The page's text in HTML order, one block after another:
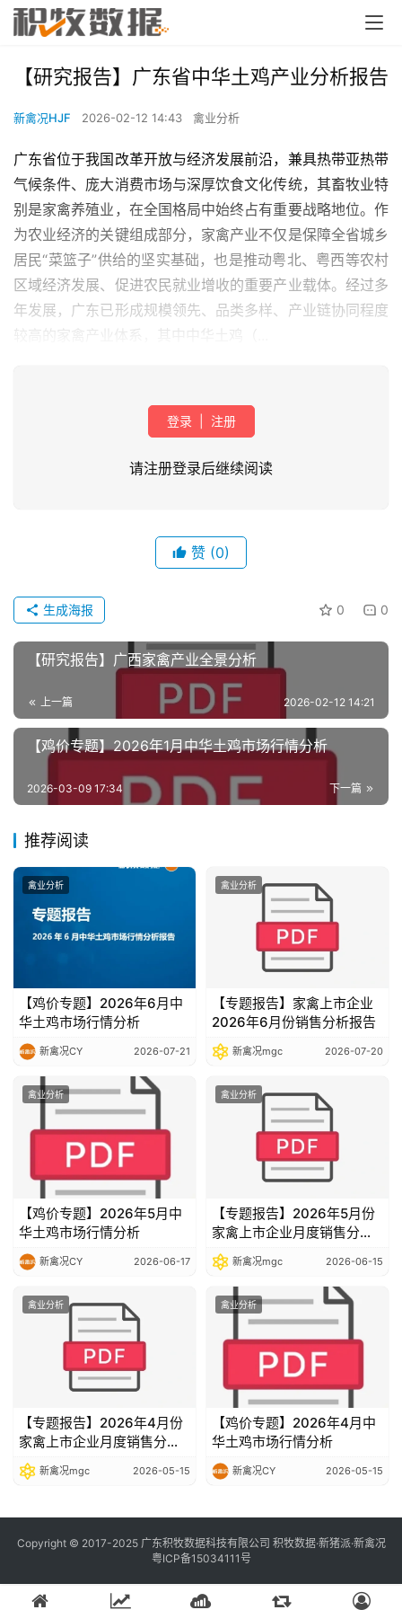
资
报
数
今
日
猪
价
【研究报告】广东省中华土鸡产业分析报告
新禽况HJF 2026-02-12 14:43 禽业分析
广东省位于我国改革开放与经济发展前沿，兼具热带亚热带
气候条件、庞大消费市场与深厚饮食文化传统，其畜牧业特
别是家禽养殖业，在全国格局中始终占有重要战略地位。作
为农业经济的关键组成部分，家禽产业不仅是保障全省城乡
居民“菜篮子”供给的坚实基础，也是推动粤北、粤西等农村
区域经济发展、促进农民就业增收的重要产业载体。经过多
年发展，广东已形成规模领先、品类多样、产业链协同程度
较高的家禽产业体系，其中中华土鸡（...
登录 注册
请注册登录后继续阅读
赞 (0)
0 0
生成海报
【研究报告】广西家禽产业全景分析
上一篇 2026-02-12 14:21
【鸡价专题】2026年1月中华土鸡市场行情分析
下一篇
2026-03-09 17:34
推荐阅读
禽业分析
【鸡价专题】2026年6月中
华土鸡市场行情分析
新禽况CY 2026-07-21
禽业分析
【专题报告】家禽上市企业
2026年6月份销售分析报告
新禽况mgc 2026-07-20
禽业分析
【鸡价专题】2026年5月中
华土鸡市场行情分析
新禽况CY 2026-06-17
禽业分析
【专题报告】2026年5月份
家禽上市企业月度销售分析
报告
新禽况mgc 2026-06-15
禽业分析
【专题报告】2026年4月份
家禽上市企业月度销售分析
报告
新禽况mgc 2026-05-15
禽业分析
【鸡价专题】2026年4月中
华土鸡市场行情分析
新禽况CY 2026-05-15
Copyright © 2017-2025 广东积牧数据科技有限公司 积牧数据·新猪派·新禽况
粤ICP备15034111号